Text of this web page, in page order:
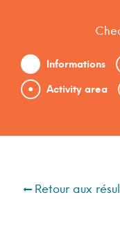
Informations
Activity area
Retour aux